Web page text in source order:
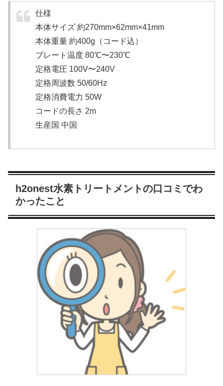
仕様
本体サイズ 約270mm×62mm×41mm
本体重量 約400g（コード込）
プレート温度 80℃〜230℃
定格電圧 100V〜240V
定格周波数 50/60Hz
定格消費電力 50W
コードの長さ 2m
生産国 中国
h2onest水素トリートメントの口コミでわ
かったこと